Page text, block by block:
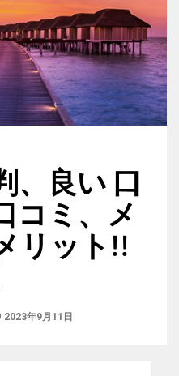
、良い 口
コミ、メ
リット!!
2023年9月11日